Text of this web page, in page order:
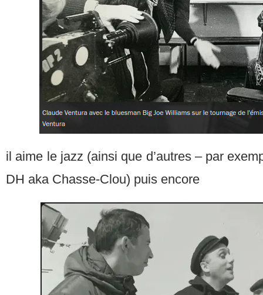
il aime le jazz (ainsi que d’autres – par
DH aka Chasse-Clou) puis encore